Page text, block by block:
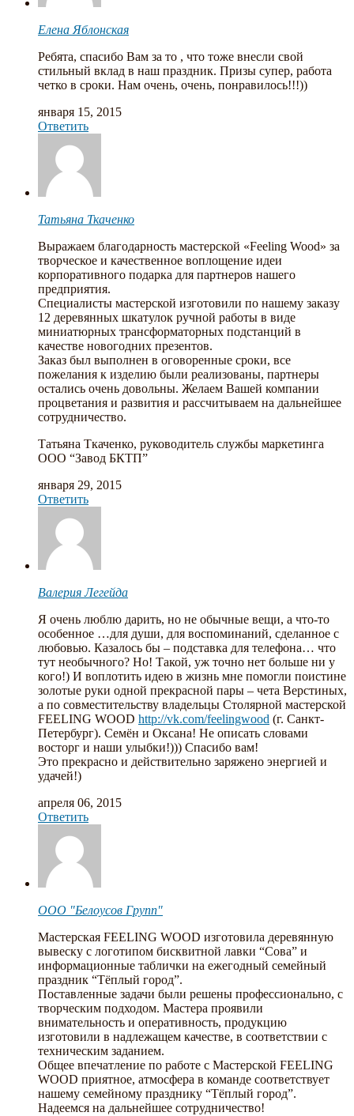
Елена Яблонская
Ребята, спасибо Вам за то , что тоже внесли свой
стильный вклад в наш праздник. Призы супер, работа
четко в сроки. Нам очень, очень, понравилось!!!))
января 15, 2015
Ответить
Татьяна Ткаченко
Выражаем благодарность мастерской «Feeling Wood» за
творческое и качественное воплощение идеи
корпоративного подарка для партнеров нашего
предприятия.
Специалисты мастерской изготовили по нашему заказу
12 деревянных шкатулок ручной работы в виде
миниатюрных трансформаторных подстанций в
качестве новогодних презентов.
Заказ был выполнен в оговоренные сроки, все
пожелания к изделию были реализованы, партнеры
остались очень довольны. Желаем Вашей компании
процветания и развития и рассчитываем на дальнейшее
сотрудничество.
Татьяна Ткаченко, руководитель службы маркетинга
ООО “Завод БКТП”
января 29, 2015
Ответить
Валерия Легейда
Я очень люблю дарить, но не обычные вещи, а что-то
особенное …для души, для воспоминаний, сделанное с
любовью. Казалось бы – подставка для телефона… что
тут необычного? Но! Такой, уж точно нет больше ни у
кого!) И воплотить идею в жизнь мне помогли поистине
золотые руки одной прекрасной пары – чета Верстиных,
а по совместительству владельцы Столярной мастерской
FEELING WOOD http://vk.com/feelingwood (г. Санкт-
Петербург). Семён и Оксана! Не описать словами
восторг и наши улыбки!))) Спасибо вам!
Это прекрасно и действительно заряжено энергией и
удачей!)
апреля 06, 2015
Ответить
ООО "Белоусов Групп"
Мастерская FEELING WOOD изготовила деревянную
вывеску с логотипом бисквитной лавки “Сова” и
информационные таблички на ежегодный семейный
праздник “Тёплый город”.
Поставленные задачи были решены профессионально, с
творческим подходом. Мастера проявили
внимательность и оперативность, продукцию
изготовили в надлежащем качестве, в соответствии с
техническим заданием.
Общее впечатление по работе с Мастерской FEELING
WOOD приятное, атмосфера в команде соответствует
нашему семейному празднику “Тёплый город”.
Надеемся на дальнейшее сотрудничество!